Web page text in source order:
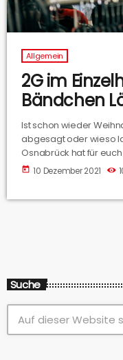
Allgemein
2G im
Bändchen
Ist schon wieder
abgesagt oder wieso
Osnabrück hat für
gesprochen.
today 10 Dezember 2021
Suche